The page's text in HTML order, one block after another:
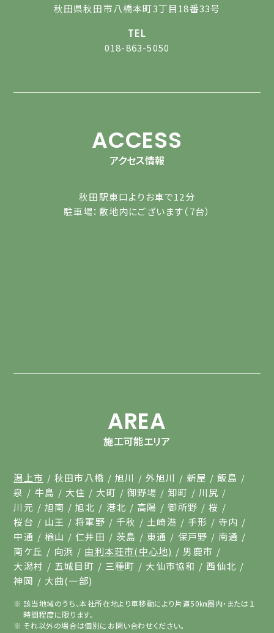
秋田県秋田市八橋本町3丁目18番33号
TEL
018-863-5050
ACCESS
アクセス情報
秋田駅東口よりお車で12分
駐車場：敷地内にございます（7台）
AREA
施工可能エリア
潟上市 秋田市八橋 旭川 外旭川 新屋
飯島
泉
牛島 大住 大町 御野場 卸町
川尻
川元
旭南 旭北 港北 高陽 御所野
桜
桜台
山王 将軍野 千秋 土崎港 手形
寺内
中通
楢山 仁井田 茨島 東通 保戸野
南通
南ケ丘
向浜 由利本荘市(中心地)
男鹿市
大潟村
五城目町 三種町 大仙市協和
西仙北
神岡
大曲(一部)
該当地域のうち、本社所在地より車移動により片道50㎞圏内・または１
時間程度に限ります。
それ以外の場合は個別にお問い合わせください。